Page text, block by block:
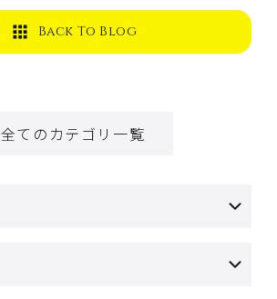
Back To Blog
全てのカテゴリ一覧